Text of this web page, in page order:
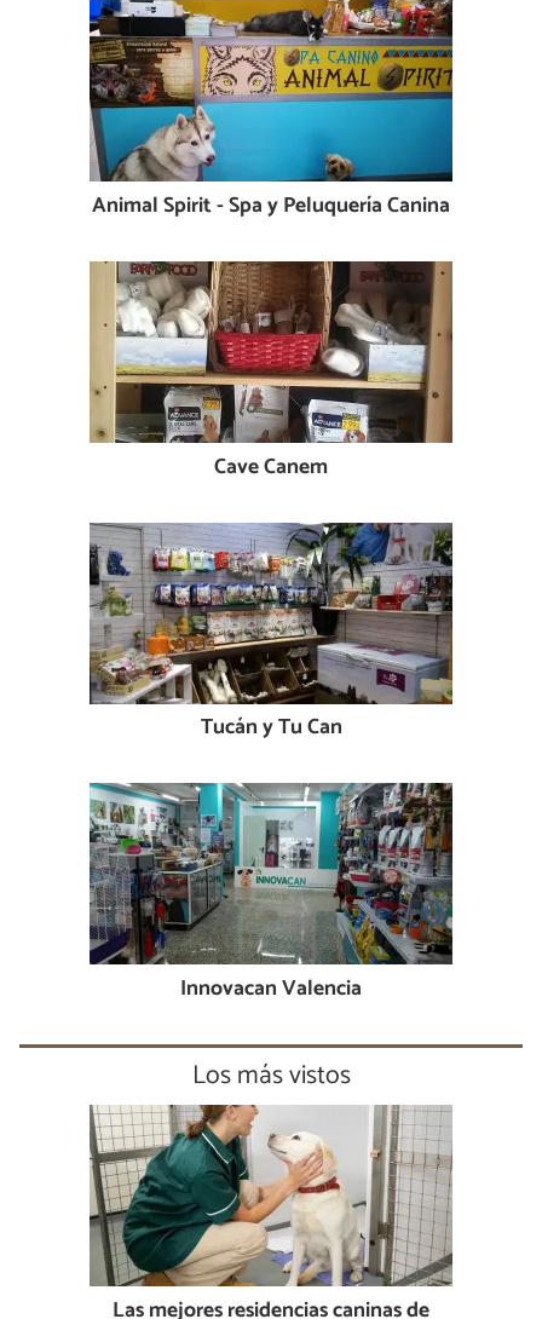
Animal Spirit - Spa y Peluquería Canina
Cave Canem
Tucán y Tu Can
Innovacan Valencia
Los más vistos
Las mejores residencias caninas de